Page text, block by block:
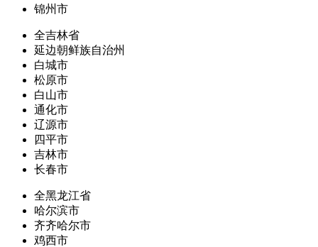
锦州市
全吉林省
延边朝鲜族自治州
白城市
松原市
白山市
通化市
辽源市
四平市
吉林市
长春市
全黑龙江省
哈尔滨市
齐齐哈尔市
鸡西市